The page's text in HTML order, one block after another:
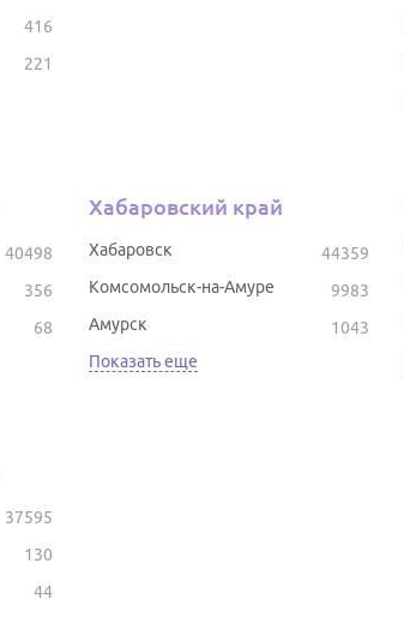
416
221
40498
356
68
Хабаровский край
44359
Хабаровск
9983
Комсомольск-на-Амуре
1043
Амурск
Показать еще
37595
130
44